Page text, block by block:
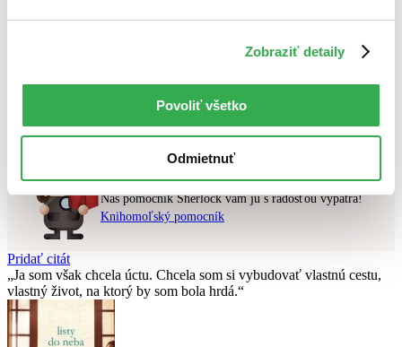
Zobraziť detaily
Povoliť všetko
Odmietnuť
nové
vyhovujúci zadaným podmienkam.
Chcete poradiť knihu?
Náš pomocník Sherlock vám ju s radosťou vypátra!
Knihomoľský pomocník
Pridať citát
Ja som však chcela úctu. Chcela som si vybudovať vlastnú cestu,
vlastný život, na ktorý by som bola hrdá.